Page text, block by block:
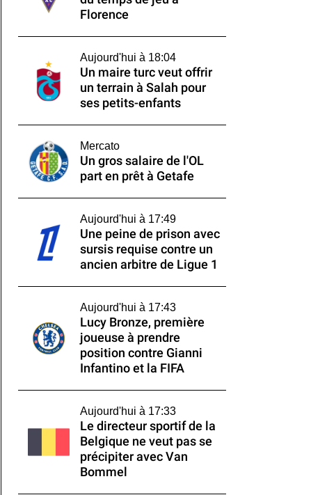
Florence
Aujourd'hui à 18:04
Un maire turc veut offrir
un terrain à Salah pour
ses petits-enfants
Mercato
Un gros salaire de l'OL
part en prêt à Getafe
Aujourd'hui à 17:49
Une peine de prison avec
sursis requise contre un
ancien arbitre de Ligue 1
Aujourd'hui à 17:43
Lucy Bronze, première
joueuse à prendre
position contre Gianni
Infantino et la FIFA
Aujourd'hui à 17:33
Le directeur sportif de la
Belgique ne veut pas se
précipiter avec Van
Bommel